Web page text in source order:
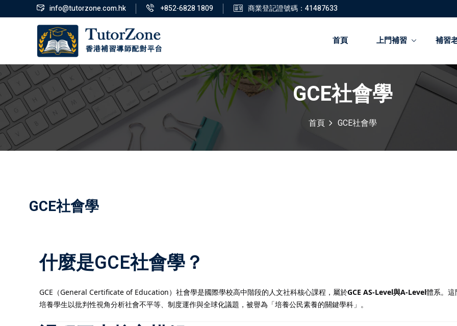
info@tutorzone.com.hk +852-6828 1809 商業登記證號碼：41487633
首頁 上門補習 補習
GCE社會學
首頁 GCE社會學
GCE社會學
什麼是GCE社會學？
GCE（General Certificate of Education）社會學是國際學校高中階段的人文社科核心課程，屬於GCE AS-Level與A-Level體系。
培養學生以批判性視角分析社會不平等、制度運作與全球化議題，被譽為「培養公民素養的關鍵學科」。
登錄 註冊
登錄
您還沒有帳號?註冊